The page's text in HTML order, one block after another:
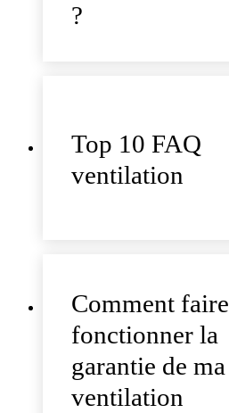
?
Top 10 FAQ
ventilation
Comment faire
fonctionner la
garantie de ma
ventilation